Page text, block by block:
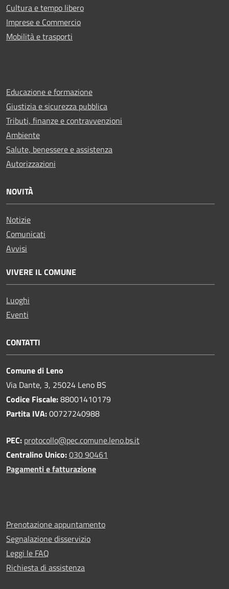
Cultura e tempo libero
Imprese e Commercio
Mobilità e trasporti
Educazione e formazione
Giustizia e sicurezza pubblica
Tributi, finanze e contravvenzioni
Ambiente
Salute, benessere e assistenza
Autorizzazioni
NOVITÀ
Notizie
Comunicati
Avvisi
VIVERE IL COMUNE
Luoghi
Eventi
CONTATTI
Comune di Leno
Via Dante, 3, 25024 Leno BS
Codice Fiscale:88001410179
Partita IVA:00727240988
PEC: protocollo@pec.comune.leno.bs.it
Centralino Unico:030 90461
Pagamenti e fatturazione
Prenotazione appuntamento
Segnalazione disservizio
Leggi le FAQ
Richiesta di assistenza